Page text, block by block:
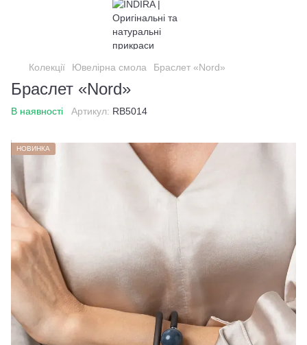
Колекції Ювелірна смола Браслет «Nord»
Браслет «Nord»
В наявності Артикул: RB5014
НОВИНКА